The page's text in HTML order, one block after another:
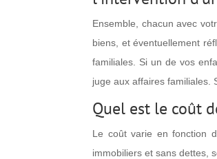
Ensemble, chacun avec
biens, et éventuellement
familiales. Si un de vos
juge aux affaires familiales.
Quel est le coût
Le coût varie en fonction
immobiliers et sans dettes,